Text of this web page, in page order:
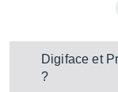
Digiface et
?